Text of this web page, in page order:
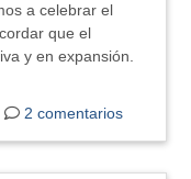
a celebrar el
que el
y en expansión.
2 comentarios